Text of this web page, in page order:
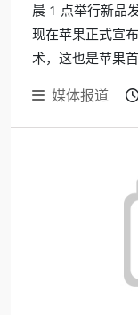
晨 1 点举行新品
现在苹果正式宣
术，这也是苹果
媒体报道